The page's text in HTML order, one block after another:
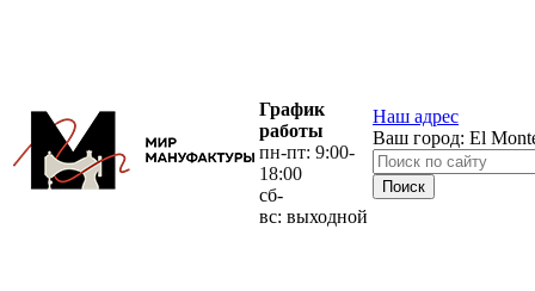
График
работы
пн-пт: 9:00-
18:00
сб-
вс: выходной
Наш адрес
Ваш город: El